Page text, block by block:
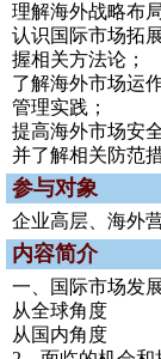
理解海外战略布
认识国际市场拓
握相关方法论；
了解海外市场运
管理实践；
提高海外市场安
并了解相关防范措
参与对象
企业高层、海外
内容简介
一、国际市场发
从全球角度
从国内角度